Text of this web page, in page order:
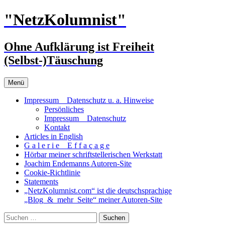
Zum
Inhalt
"NetzKolumnist"
Ohne Aufklärung ist Freiheit
(Selbst-)Täuschung
Menü
Impressum _ Datenschutz u. a. Hinweise
Persönliches
Impressum _ Datenschutz
Kontakt
Articles in English
G a l e r i e _ E f f a ç a g e
Hörbar meiner schriftstellerischen Werkstatt
Joachim Endemanns Autoren-Site
Cookie-Richtlinie
Statements
„NetzKolumnist.com“ ist die deutschsprachige
„Blog_&_mehr_Seite“ meiner Autoren-Site
Suchen